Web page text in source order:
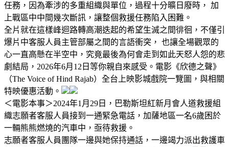
任務，因為牽涉的多重組織與單位，過程十分曠日廢時， 加
上戰區中中間幾次斷訊，讓整個救援任務陷入困難。
全片就在這樣峰迴路轉高潮迭起的希望生滅之間徘徊，不僅引
爆片中客服人員主管部屬之間的言語衝突， 也讓全場觀眾的
心一直高懸在半空中，究竟最後為何會走到如此天怒人怨的悲
劇結局，2026年6月12日等你親自來感受。電影《欣德之聲》
（The Voice of Hind Rajab）全台上映影城戲院一覽圖，與相關
特映優惠活動。
＜電影本事＞2024年1月29日，巴勒斯坦紅新月會人道救援組
織志願者客服人員接到一通緊急電話，加薩地區一名6歲困於
一輛熊熊燃燒的汽車中，亟待救援。
志願者客服人員團隊一邊與她保持通話，一邊竭力派出救護車